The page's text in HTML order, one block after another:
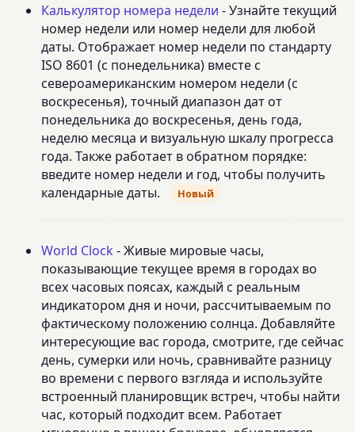
Калькулятор номера недели - Узнайте текущий
номер недели или номер недели для любой
даты. Отображает номер недели по стандарту
ISO 8601 (с понедельника) вместе с
североамериканским номером недели (с
воскресенья), точный диапазон дат от
понедельника до воскресенья, день года,
неделю месяца и визуальную шкалу прогресса
года. Также работает в обратном порядке:
введите номер недели и год, чтобы получить
календарные даты.
Новый
World Clock - Живые мировые часы,
показывающие текущее время в городах во
всех часовых поясах, каждый с реальным
индикатором дня и ночи, рассчитываемым по
фактическому положению солнца. Добавляйте
интересующие вас города, смотрите, где сейчас
день, сумерки или ночь, сравнивайте разницу
во времени с первого взгляда и используйте
встроенный планировщик встреч, чтобы найти
час, который подходит всем. Работает